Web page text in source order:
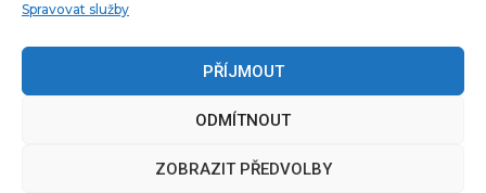
Spravovat služby
PŘÍJMOUT
ODMÍTNOUT
ZOBRAZIT PŘEDVOLBY